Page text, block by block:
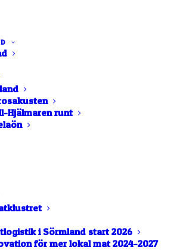
Hjälmaren runt
i Sörmland start 2026
för mer lokal mat 2024-2027